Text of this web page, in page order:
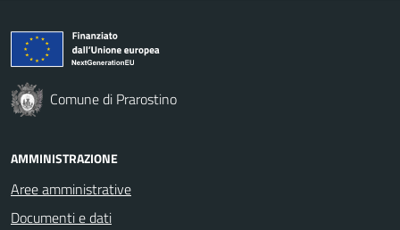
Comune di Prarostino
AMMINISTRAZIONE
Aree amministrative
Documenti e dati